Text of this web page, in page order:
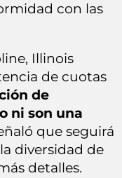
con las
Illinois
de cuotas
de
ni son una
que seguirá
diversidad de
detalles.